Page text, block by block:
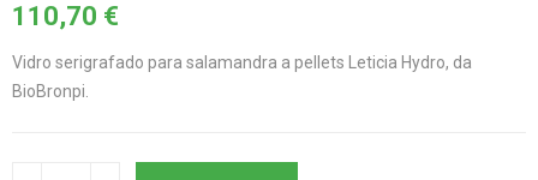
110,70 €
Vidro serigrafado para salamandra a pellets Leticia Hydro, da
BioBronpi.